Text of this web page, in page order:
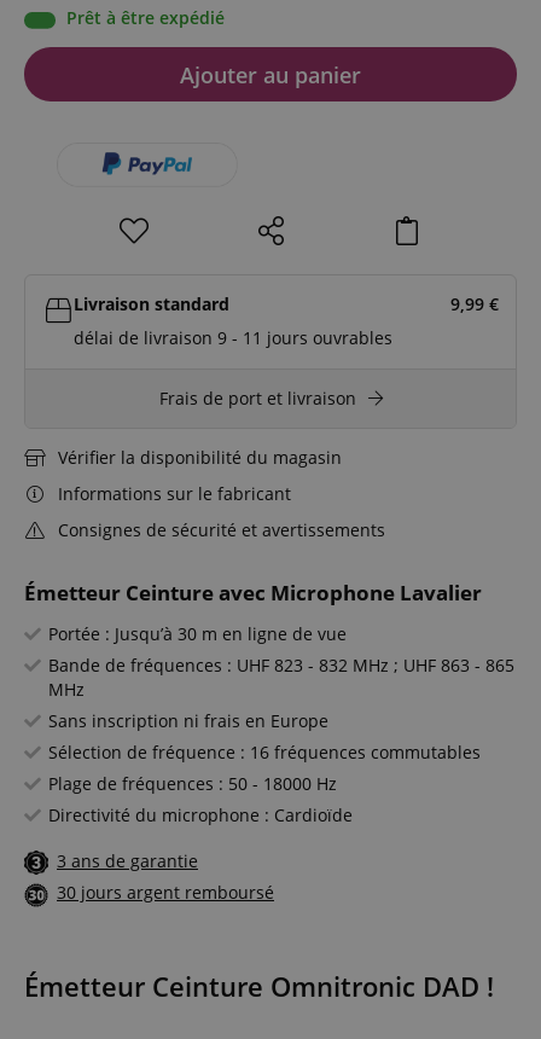
Émetteur Ceinture avec Microphone Lavalier
Portée : Jusqu’à 30 m en ligne de vue
Bande de fréquences : UHF 823 - 832 MHz ; UHF 863 - 865
MHz
Sans inscription ni frais en Europe
Sélection de fréquence : 16 fréquences commutables
Plage de fréquences : 50 - 18000 Hz
Directivité du microphone : Cardioïde
3 ans de garantie
30 jours argent remboursé
Prêt à être expédié
Ajouter au panier
Livraison standard 9,99 €
délai de livraison 9 - 11 jours ouvrables
Frais de port et livraison
Vérifier la disponibilité du magasin
Informations sur le fabricant
Consignes de sécurité et avertissements
Émetteur Ceinture Omnitronic DAD !